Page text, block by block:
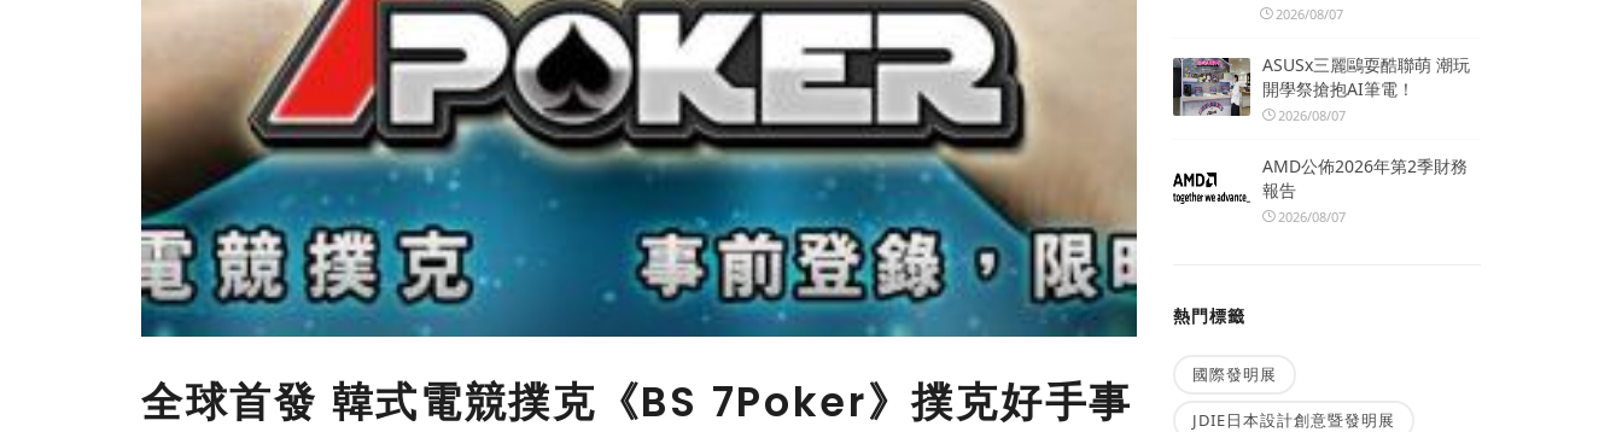
全球首發 韓式電競撲克《BS 7Poker》撲克好手事
2026/08/07
ASUSx三麗鷗耍酷聯萌 潮玩
開學祭搶抱AI筆電！
2026/08/07
AMD公佈2026年第2季財務
報告
2026/08/07
熱門標籤
國際發明展
JDIE日本設計創意暨發明展